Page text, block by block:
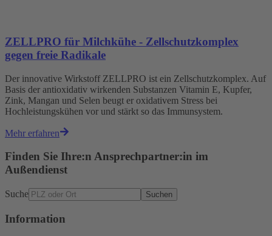
ZELLPRO für Milchkühe - Zellschutzkomplex
gegen freie Radikale
Der innovative Wirkstoff ZELLPRO ist ein Zellschutzkomplex. Auf
Basis der antioxidativ wirkenden Substanzen Vitamin E, Kupfer,
Zink, Mangan und Selen beugt er oxidativem Stress bei
Hochleistungskühen vor und stärkt so das Immunsystem.
Mehr erfahren
Finden Sie Ihre:n Ansprechpartner:in im
Außendienst
Suche Suchen
Information